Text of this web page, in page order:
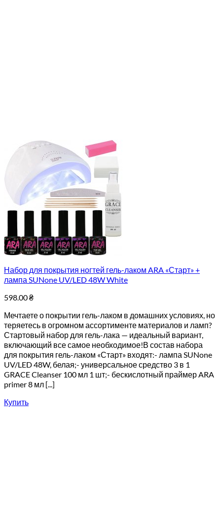
Набор для покрытия ногтей гель-лаком ARA «Старт» +
лампа SUNone UV/LED 48W White
598.00₴
Мечтаете о покрытии гель-лаком в домашних условиях, но
теряетесь в огромном ассортименте материалов и ламп?
Стартовый набор для гель-лака — идеальный вариант,
включающий все самое необходимое!В состав набора
для покрытия гель-лаком «Старт» входят:- лампа SUNone
UV/LED 48W, белая;- универсальное средство 3 в 1
GRACE Cleanser 100 мл 1 шт;- бескислотный праймер ARA
primer 8 мл [...]
Купить